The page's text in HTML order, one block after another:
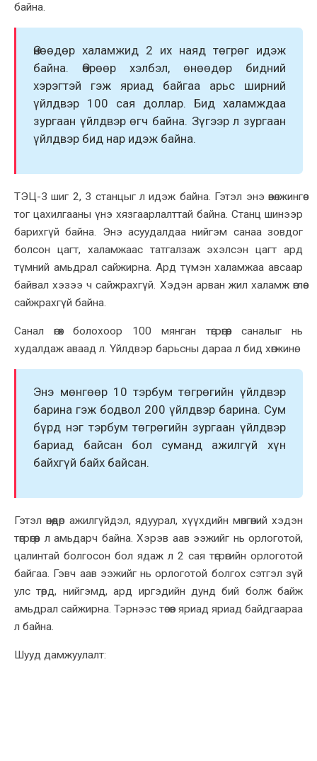
байна.
Өнөөдөр халамжид 2 их наяд төгрөг идэж
байна. Өөрөөр хэлбэл, өнөөдөр бидний
хэрэгтэй гэж яриад байгаа арьс ширний
үйлдвэр 100 сая доллар. Бид халамждаа
зургаан үйлдвэр өгч байна. Зүгээр л зургаан
үйлдвэр бид нар идэж байна.
ТЭЦ-3 шиг 2, 3 станцыг л идэж байна. Гэтэл энэ өвөлжингөө
тог цахилгааны үнэ хязгаарлалттай байна. Станц шинээр
барихгүй байна. Энэ асуудалдаа нийгэм санаа зовдог
болсон цагт, халамжаас татгалзаж эхэлсэн цагт ард
түмний амьдрал сайжирна. Ард түмэн халамжаа авсаар
байвал хэзээ ч сайжрахгүй. Хэдэн арван жил халамж өглөө
сайжрахгүй байна.
Санал өгөх болохоор 100 мянган төгрөгөөр саналыг нь
худалдаж аваад л. Үйлдвэр барьсны дараа л бид хөгжинө.
Энэ мөнгөөр 10 тэрбум төгрөгийн үйлдвэр
барина гэж бодвол 200 үйлдвэр барина. Сум
бүрд нэг тэрбум төгрөгийн зургаан үйлдвэр
бариад байсан бол суманд ажилгүй хүн
байхгүй байх байсан.
Гэтэл өнөөдөр ажилгүйдэл, ядуурал, хүүхдийн мөнгөний хэдэн
төгрөгөөр л амьдарч байна. Хэрэв аав ээжийг нь орлоготой,
цалинтай болгосон бол ядаж л 2 сая төгрөгийн орлоготой
байгаа. Гэвч аав ээжийг нь орлоготой болгох сэтгэл зүй
улс төрд, нийгэмд, ард иргэдийн дунд бий болж байж
амьдрал сайжирна . Тэрнээс төсөв яриад яриад байдгаараа
л байна.
Шууд дамжуулалт: